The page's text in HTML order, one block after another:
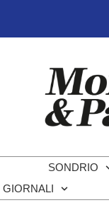
SONDRIO
GIORNALI